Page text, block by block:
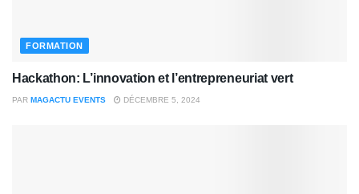
FORMATION
Hackathon: L’innovation et l’entrepreneuriat vert
PAR MAGACTU EVENTS DÉCEMBRE 5, 2024